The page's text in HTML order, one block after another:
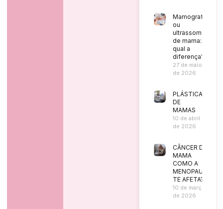
Mamografia
ou
ultrassom
de mama:
qual a
diferença?
27 de maio
de 2026
PLÁSTICA
DE
MAMAS
10 de abril
de 2026
CÂNCER DE
MAMA
COMO A
MENOPAUSA
TE AFETA?
10 de março
de 2026